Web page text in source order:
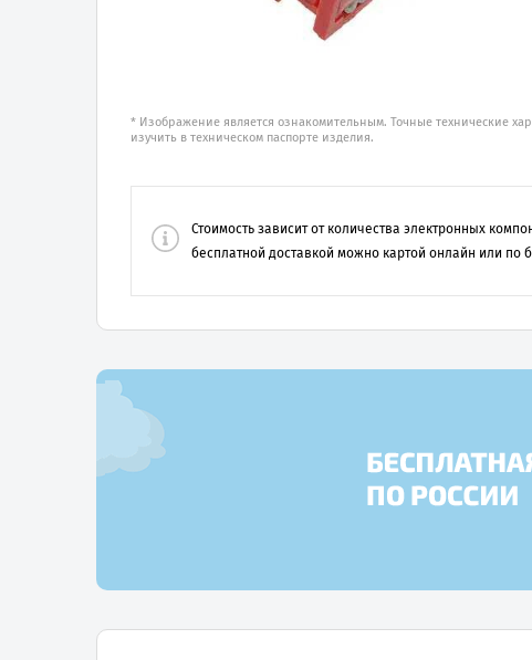
* Изображение является ознакомительным. Точные технические
изучить в техническом паспорте изделия.
Стоимость зависит от количества электронных
бесплатной доставкой можно картой онлайн или по